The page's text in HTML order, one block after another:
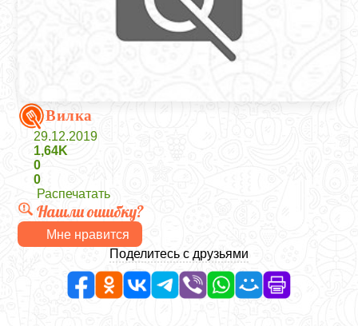
Вилка
29.12.2019
1,64K
0
0
Распечатать
Нашли ошибку?
Мне нравится
Поделитесь с друзьями